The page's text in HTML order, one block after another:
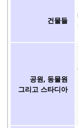
건물들
공원, 동물원
그리고 스타디아